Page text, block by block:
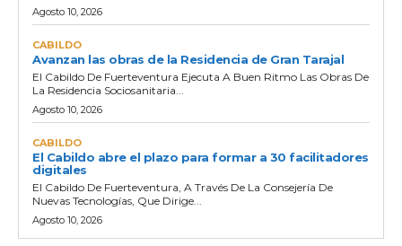
Agosto 10, 2026
CABILDO
Avanzan las obras de la Residencia de Gran Tarajal
El Cabildo De Fuerteventura Ejecuta A Buen Ritmo Las Obras De
La Residencia Sociosanitaria...
Agosto 10, 2026
CABILDO
El Cabildo abre el plazo para formar a 30 facilitadores
digitales
El Cabildo De Fuerteventura, A Través De La Consejería De
Nuevas Tecnologías, Que Dirige...
Agosto 10, 2026